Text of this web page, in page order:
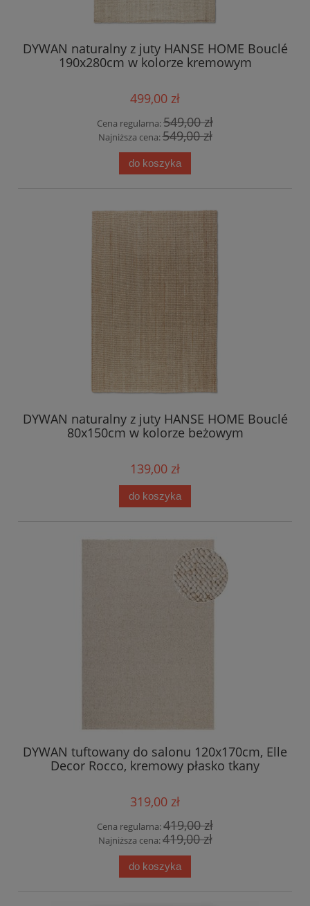
DYWAN naturalny z juty HANSE HOME Bouclé
190x280cm w kolorze kremowym
499,00 zł
Cena regularna:549,00 zł
Najniższa cena:549,00 zł
do koszyka
DYWAN naturalny z juty HANSE HOME Bouclé
80x150cm w kolorze beżowym
139,00 zł
do koszyka
DYWAN tuftowany do salonu 120x170cm, Elle
Decor Rocco, kremowy płasko tkany
319,00 zł
Cena regularna:419,00 zł
Najniższa cena:419,00 zł
do koszyka